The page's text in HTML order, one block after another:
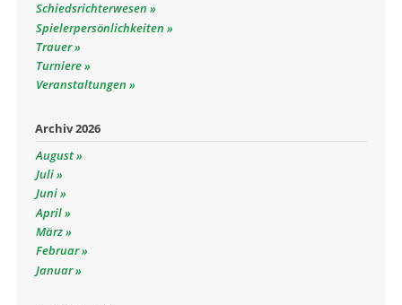
Schiedsrichterwesen
Spielerpersönlichkeiten
Trauer
Turniere
Veranstaltungen
Archiv 2026
August
Juli
Juni
April
März
Februar
Januar